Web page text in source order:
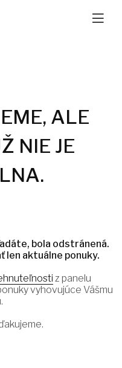
ALE
NIE JE
bola odstránená.
len aktuálne ponuky.
z panelu
vyhovujúce Vášmu